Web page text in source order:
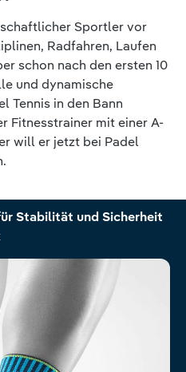
Sportler vor
Radfahren, Laufen
schon nach den ersten 10
und dynamische
Tennis in den Bann
Fitnesstrainer mit einer A-
will er jetzt bei Padel
Stabilität und Sicherheit